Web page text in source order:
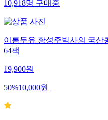
10,918명구매중
이롬두유 황성주박사의 국산
64팩
19,900원
50%10,000원